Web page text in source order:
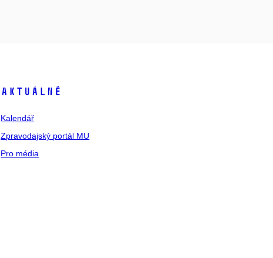
Aktuálně
Kalendář
Zpravodajský portál MU
Pro média